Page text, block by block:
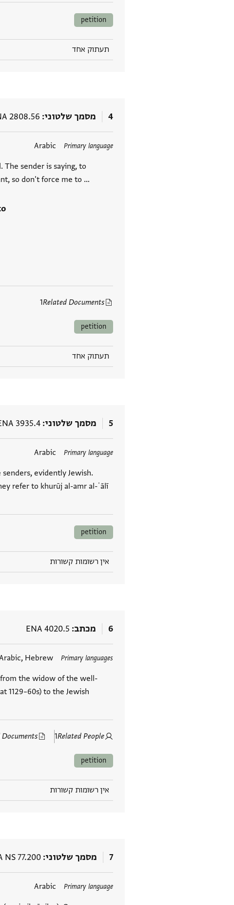
petition
תעתוק אחד
4 מסמך שלטוני 2808.56
Primary language
Arabic
The sender is saying, to
so don't force me to …
Related Documents
1
תגים
petition
תעתוק אחד
5 מסמך שלטוני 3935.4
Primary language
Arabic
evidently Jewish.
refer to khurūj al-amr al-ʿālī
תגים
petition
אין רשומות קשורות
6 מכתב ENA 4020.5
Primary languages
Hebrew
the widow of the well-
1129–60s) to the Jewish
Related People
1
Documents
תגים
petition
אין רשומות קשורות
7 מסמך שלטוני NS 77.200
Primary language
Arabic תגים